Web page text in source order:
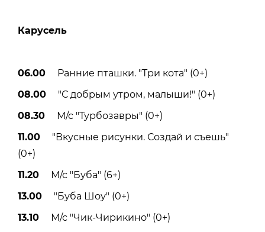
Карусель
06.00 Ранние пташки. "Три кота" (0+)
08.00 "С добрым утром, малыши!" (0+)
08.30 М/с "Турбозавры" (0+)
11.00 "Вкусные рисунки. Создай и съешь"
(0+)
11.20 М/с "Буба" (6+)
13.00 "Буба Шоу" (0+)
13.10 М/с "Чик-Чирикино" (0+)